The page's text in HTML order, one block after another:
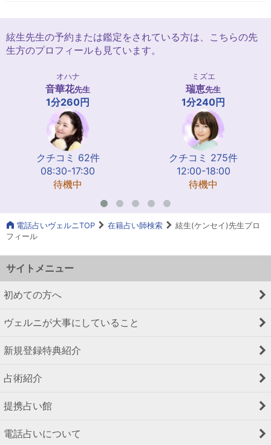
絃生先生の予約または鑑定をされている方は、こちらの先
生方のプロフィールも見ています。
オハナ
音華花先生
1分260円
クチコミ 62件
08:30-17:30
待機中
ミズエ
瑞恵先生
1分240円
クチコミ 275件
12:00-18:00
待機中
電話占いヴェルニTOP 在籍占い師検索
絃生(ケンセイ)先生プロ
フィール
サイトメニュー
初めての方へ
ヴェルニが大事にしていること
新規登録特典紹介
占術紹介
提携占い館
電話占いについて